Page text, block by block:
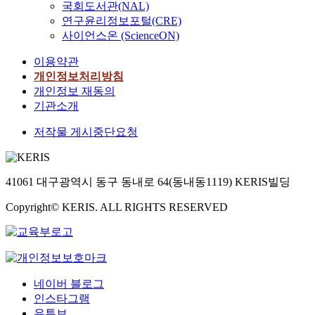
국회도서관(NAL)
연구윤리정보포털(CRE)
사이언스온 (ScienceON)
이용약관
개인정보처리방침
개인정보 재동의
기관소개
저작물 게시중단요청
41061 대구광역시 동구 동내로 64(동내동1119) KERIS빌딩
Copyright© KERIS. ALL RIGHTS RESERVED
네이버 블로그
인스타그램